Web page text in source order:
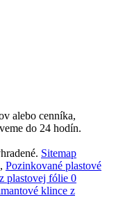
alebo cenníka,
do 24 hodín.
Sitemap
, Pozinkované plastové
plastovej fólie 0
klince z